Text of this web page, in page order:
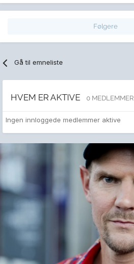
Følgere
Gå til emneliste
HVEM ER AKTIVE 0 MEDLEMMER
Ingen innloggede medlemmer aktive